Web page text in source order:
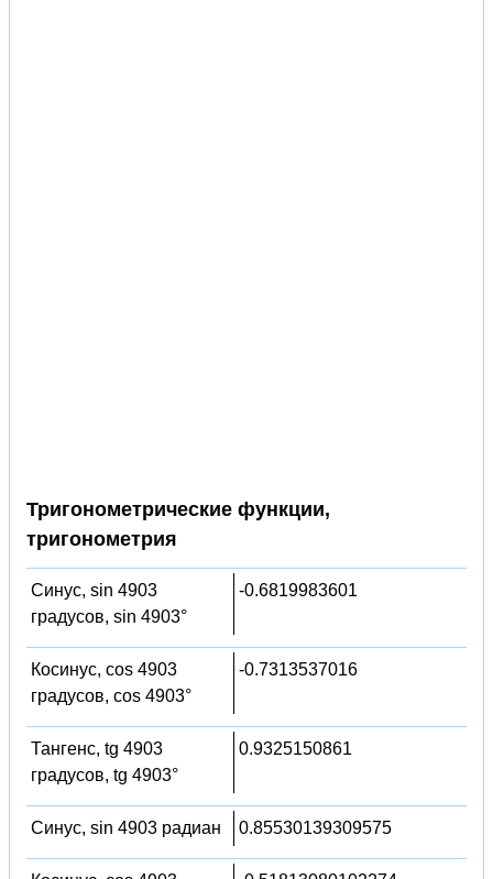
Тригонометрические функции,
тригонометрия
Синус, sin 4903
градусов, sin 4903°
-0.6819983601
Косинус, cos 4903
градусов, cos 4903°
-0.7313537016
Тангенс, tg 4903
градусов, tg 4903°
0.9325150861
Синус, sin 4903 радиан 0.85530139309575